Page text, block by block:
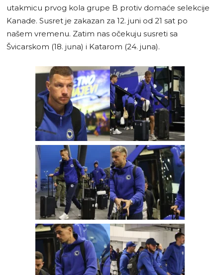
utakmicu prvog kola grupe B protiv domaće selekcije
Kanade. Susret je zakazan za 12. juni od 21 sat po
našem vremenu. Zatim nas očekuju susreti sa
Švicarskom (18. juna) i Katarom (24. juna).